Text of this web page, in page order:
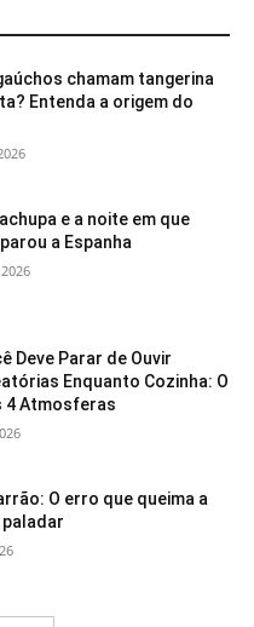
chamam tangerina
Entenda a origem do
e a noite em que
a Espanha
Deve Parar de Ouvir
Enquanto Cozinha: O
4 Atmosferas
O erro que queima a
paladar